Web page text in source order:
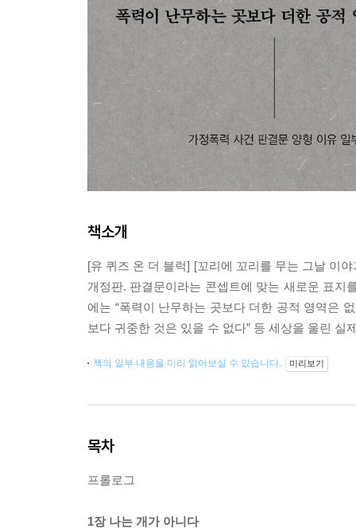
책소개
[유 퀴즈 온 더 블럭] [꼬리에 꼬리를 무는 그날 이
개정판. 판결문이라는 콘셉트에 맞는 새로운 표지
에는 “폭력이 난무하는 곳보다 더한 공적 영역은
보다 귀중한 것은 있을 수 없다” 등 세상을 울린
책의 일부 내용을 미리 읽어보실 수 있습니다. 미리보기
목차
프롤로그
1장 나는 개가 아니다